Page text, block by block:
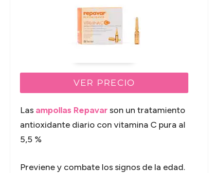
VER PRECIO
Las ampollas Repavarson un tratamiento
antioxidante diario con vitamina C pura al
5,5 %
Previene y combate los signos de la edad.